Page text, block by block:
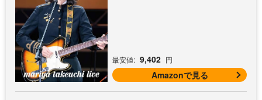
最安値: 9,402 円
Amazonで見る